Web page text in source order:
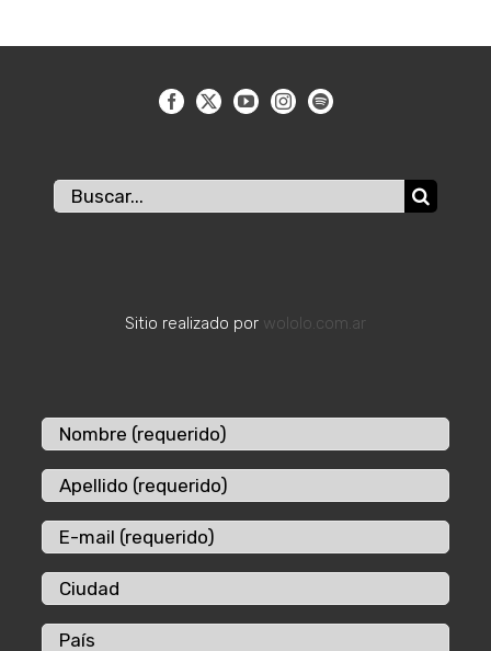
Buscar:
Sitio realizado por wololo.com.ar